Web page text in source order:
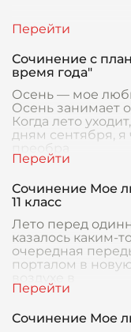
Сочинение с
время года"
Осень — мое
Осень занимает
Когда лето
дням сентября, я
преобра
Сочинение Мое
11 класс
Лето перед
казалось каким-
очередная
порталом в
Сочинение Мое